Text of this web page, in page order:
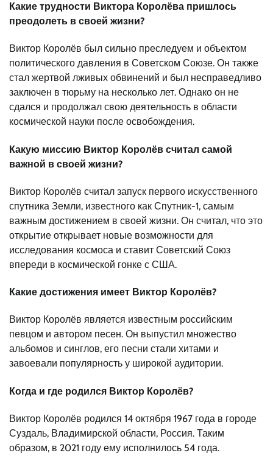
Какие трудности Виктора Королёва пришлось
преодолеть в своей жизни?
Виктор Королёв был сильно преследуем и объектом
политического давления в Советском Союзе. Он также
стал жертвой лживых обвинений и был несправедливо
заключен в тюрьму на несколько лет. Однако он не
сдался и продолжал свою деятельность в области
космической науки после освобождения.
Какую миссию Виктор Королёв считал самой
важной в своей жизни?
Виктор Королёв считал запуск первого искусственного
спутника Земли, известного как Спутник-1, самым
важным достижением в своей жизни. Он считал, что это
открытие открывает новые возможности для
исследования космоса и ставит Советский Союз
впереди в космической гонке с США.
Какие достижения имеет Виктор Королёв?
Виктор Королёв является известным российским
певцом и автором песен. Он выпустил множество
альбомов и синглов, его песни стали хитами и
завоевали популярность у широкой аудитории.
Когда и где родился Виктор Королёв?
Виктор Королёв родился 14 октября 1967 года в городе
Суздаль, Владимирской области, Россия. Таким
образом, в 2021 году ему исполнилось 54 года.